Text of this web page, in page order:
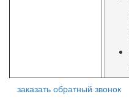
заказать обратный звонок